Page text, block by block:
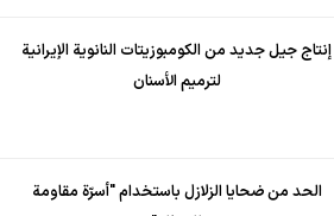
إنتاج جيل جديد من الكومبوزيتات النانوية الإيرانية
لترميم الأسنان
الحد من ضحايا الزلازل باستخدام "أسرّة مقاومة